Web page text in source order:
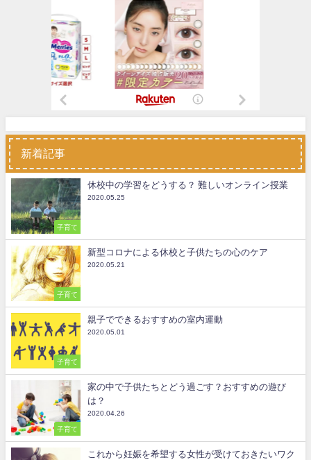
新着記事
子育て
休校中の学習をどうする？ 難しいオンライン授業
2020.05.25
子育て
新型コロナによる休校と子供たちの心のケア
2020.05.21
子育て
親子でできるおすすめの室内運動
2020.05.01
子育て
家の中で子供たちとどう過ごす？おすすめの遊び
は？
2020.04.26
これから妊娠を希望する女性が受けておきたいワク